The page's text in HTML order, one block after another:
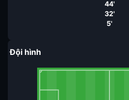
44'
32'
5'
Đội hình